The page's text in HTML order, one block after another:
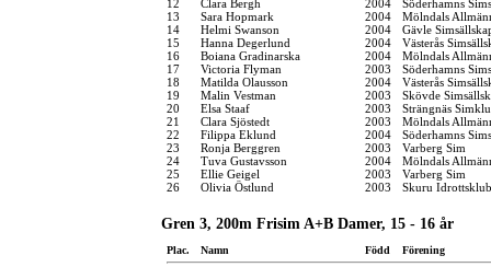
12
Clara Bergh 2004
Söderhamns
13
Sara Hopmark 2004
Mölndals
14
Helmi Swanson 2004
Gävle
15
Hanna Degerlund 2004
Västerås
16
Boiana Gradinarska 2004
Mölndals
17
Victoria Flyman 2003
Söderhamns
18
Matilda Olausson 2004
Västerås
19
Malin Vestman 2003
Skövde
20
Elsa Staaf 2003
Strängnäs
21
Clara Sjöstedt 2003
Mölndals
22
Filippa Eklund 2004
Söderhamns
23
Ronja Berggren 2003
Varberg Sim
24
Tuva Gustavsson 2004
Mölndals
25
Ellie Geigel 2003
Varberg Sim
26
Olivia Östlund 2003 Skuru
Gren 3, 200m Frisim A+B Damer, 15 - 16 år
Plac. Namn Född Förening